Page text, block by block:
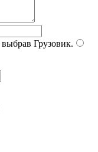
Грузовик.